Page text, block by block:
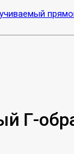
Г-